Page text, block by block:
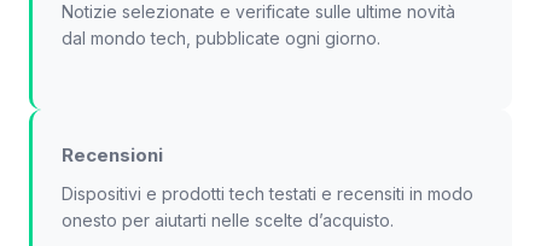
Notizie selezionate e verificate sulle ultime novità
dal mondo tech, pubblicate ogni giorno.
Recensioni
Dispositivi e prodotti tech testati e recensiti in modo
onesto per aiutarti nelle scelte d’acquisto.